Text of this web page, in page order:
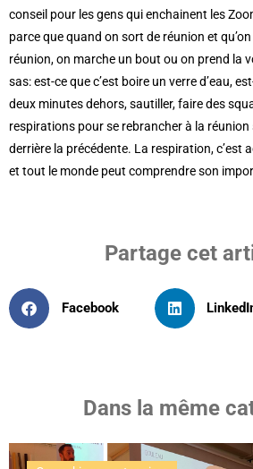
conseil pour les gens qui enchainent les
parce que quand on sort de réunion et
réunion, on marche un bout ou on prend la
sas: est-ce que c’est boire un verre d’eau,
deux minutes dehors, sautiller, faire des
respirations pour se rebrancher à la
derrière la précédente. La respiration, c’est
et tout le monde peut comprendre son
Partage cet
Facebook
Dans la même